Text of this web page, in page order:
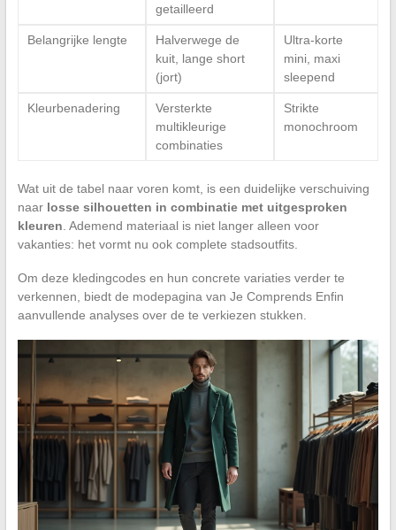
getailleerd
Belangrijke lengte
Halverwege de
kuit, lange short
(jort)
Ultra-korte
mini, maxi
sleepend
Kleurbenadering
Versterkte
multikleurige
combinaties
Strikte
monochroom
Wat uit de tabel naar voren komt, is een duidelijke verschuiving
naar losse silhouetten in combinatie met uitgesproken
kleuren . Ademend materiaal is niet langer alleen voor
vakanties: het vormt nu ook complete stadsoutfits.
Om deze kledingcodes en hun concrete variaties verder te
verkennen, biedt de modepagina van Je Comprends Enfin
aanvullende analyses over de te verkiezen stukken.